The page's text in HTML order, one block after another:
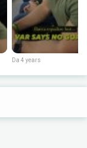
Da 4 years